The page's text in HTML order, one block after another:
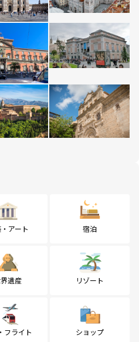
アート 宿泊
遺産 リゾート
フライト ショップ